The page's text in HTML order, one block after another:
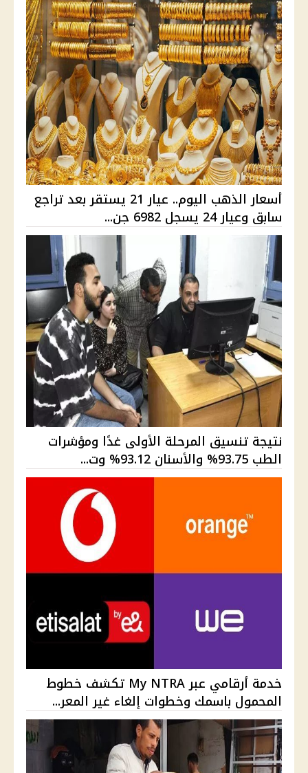
أسعار الذهب اليوم.. عيار 21 يستقر بعد تراجع
سابق وعيار 24 يسجل 6982 جن...
نتيجة تنسيق المرحلة الأولى غدًا ومؤشرات
الطب 93.75% والأسنان 93.12% وت...
خدمة أرقامي عبر My NTRA تكشف خطوط
المحمول باسمك وخطوات إلغاء غير المعر...